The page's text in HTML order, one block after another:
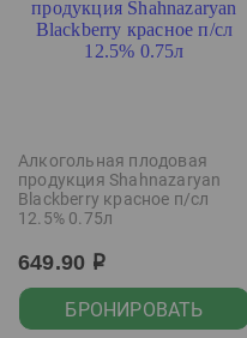
Алкогольная плодовая
продукция Shahnazaryan
Blackberry красное п/сл
12.5% 0.75л
649.90 р
БРОНИРОВАТЬ